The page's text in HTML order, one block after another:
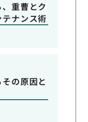
重曹とク
ナンス術
の原因と